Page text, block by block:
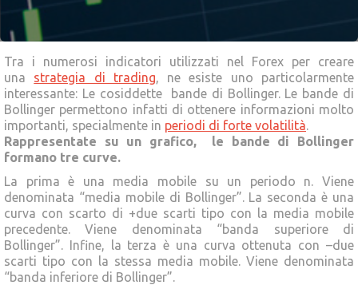
Tra i numerosi indicatori utilizzati nel Forex per creare
una strategia di trading, ne esiste uno particolarmente
interessante: Le cosiddette bande di Bollinger. Le bande di
Bollinger permettono infatti di ottenere informazioni molto
importanti, specialmente in periodi di forte volatilità.
Rappresentate su un grafico, le bande di Bollinger
formano tre curve.
La prima è una media mobile su un periodo n. Viene
denominata “media mobile di Bollinger”. La seconda è una
curva con scarto di +due scarti tipo con la media mobile
precedente. Viene denominata “banda superiore di
Bollinger”. Infine, la terza è una curva ottenuta con –due
scarti tipo con la stessa media mobile. Viene denominata
“banda inferiore di Bollinger”.